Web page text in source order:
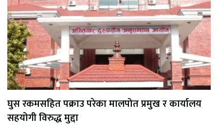
घुस रकमसहित पक्राउ परेका मालपोत प्रमुख र कार्यालय
सहयोगी विरुद्ध मुद्दा